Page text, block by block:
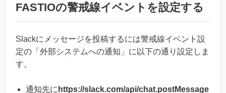
FASTIOの警戒線イベントを設定する
Slackにメッセージを投稿するには警戒線イベント設
定の「外部システムへの通知」に以下の通り設定しま
す。
通知先に https://slack.com/api/chat.postMessage